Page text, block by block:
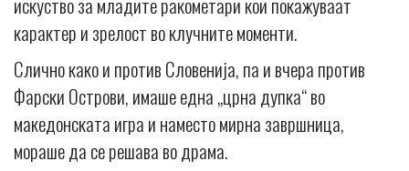
карактер и зрелост во клучните моменти.
Слично како и против Словенија, па и вчера против
Фарски Острови, имаше една „црна дупка“ во
македонската игра и наместо мирна завршница,
мораше да се решава во драма.